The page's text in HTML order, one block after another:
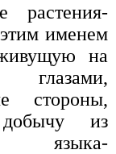
растения-
именем
на
стороны,
из
языка-